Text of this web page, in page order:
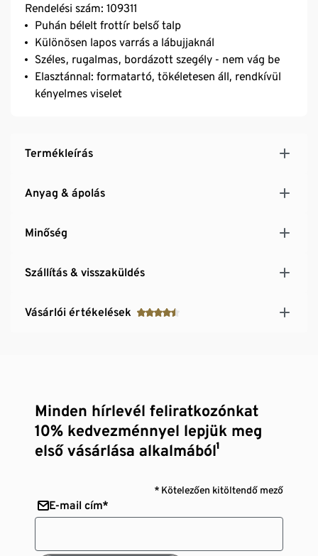
Rendelési szám: 109311
Puhán bélelt frottír belső talp
Különösen lapos varrás a lábujjaknál
Széles, rugalmas, bordázott szegély - nem vág be
Elasztánnal: formatartó, tökéletesen áll, rendkívül
kényelmes viselet
Termékleírás
Anyag & ápolás
Minőség
Szállítás & visszaküldés
Vásárlói értékelések
Minden hírlevél feliratkozónkat
10% kedvezménnyel lepjük meg
első vásárlása alkalmából¹
* Kötelezően kitöltendő mező
E-mail cím*